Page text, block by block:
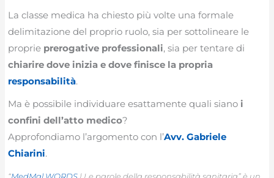
La classe medica ha chiesto più volte una formale
delimitazione del proprio ruolo, sia per sottolineare le
proprie prerogative professionali, sia per tentare di
chiarire dove inizia e dove finisce la propria
responsabilità.
Ma è possibile individuare esattamente quali siano i
confini dell’atto medico?
Approfondiamo l’argomento con l’Avv. Gabriele
Chiarini.